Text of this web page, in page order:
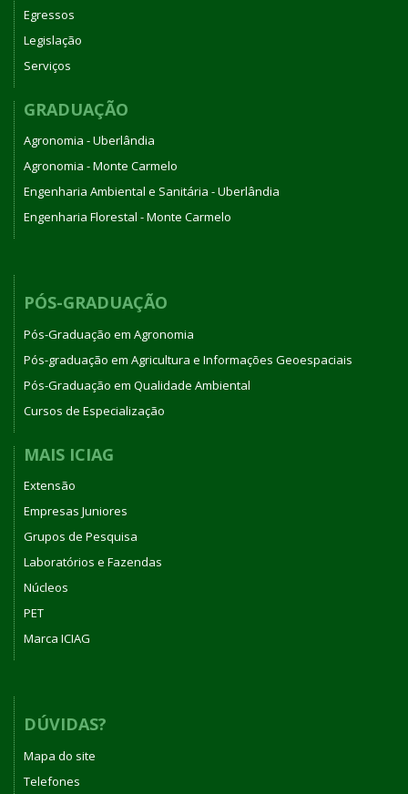
Egressos
Legislação
Serviços
GRADUAÇÃO
Agronomia - Uberlândia
Agronomia - Monte Carmelo
Engenharia Ambiental e Sanitária - Uberlândia
Engenharia Florestal - Monte Carmelo
PÓS-GRADUAÇÃO
Pós-Graduação em Agronomia
Pós-graduação em Agricultura e Informações Geoespaciais
Pós-Graduação em Qualidade Ambiental
Cursos de Especialização
MAIS ICIAG
Extensão
Empresas Juniores
Grupos de Pesquisa
Laboratórios e Fazendas
Núcleos
PET
Marca ICIAG
DÚVIDAS?
Mapa do site
Telefones